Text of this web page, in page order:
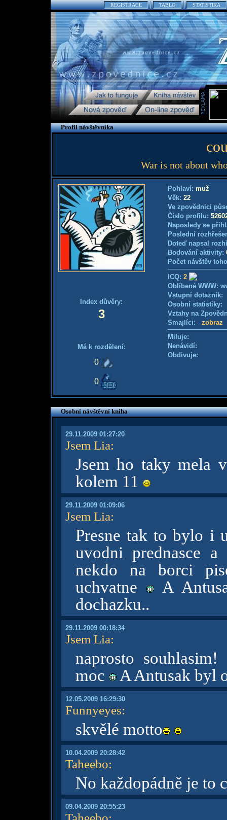
REGISTRACE TABLO STATISTIKA
Profil návštěvníka
War is not about
Index důvěry:
3
Má k rozdělení:
0
0
Pohlaví: muž
Věk: 22
Ve zpovědnici
Číslo profilu:
Naposledy se
Poslední
Doteď napsal
Bodování aktivity:
Počet návštěv
ICQ: 2
Oblíbené WWW:
Vstupní
Osobní
Vztahy na
Smajlíci: zobraz
Miluje:
Nenávidí:
Obdivuje:
Osobní návštěvní kniha
29.11.2009 01:27:20
Jsem Lia:
Jsem ho taky mela
kolem 11
29.11.2009 01:09:06
Jsem Lia:
Presne tak to bylo i
uvodni prednasce
nekdo na borci
uchvatne
A
dochazku..
29.11.2009 00:18:34
Jsem Lia:
naprosto
moc
A Antusak byl
12.05.2009 16:29:30
Funnyeyes:
skvělé motto
10.04.2009 20:28:42
Taheebo:
No každopádně je to
09.04.2009 20:55:23